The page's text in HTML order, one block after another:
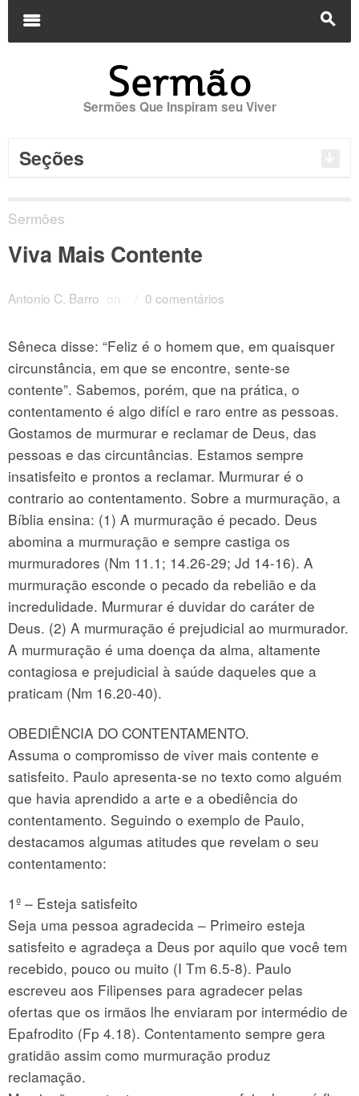
s
m
Sermões Que Inspiram seu Viver
Seções
Sermões
Viva Mais Contente
Antonio C. Barro on 0 comentários
Sêneca disse: “Feliz é o homem que, em quaisquer
circunstância, em que se encontre, sente-se
contente”. Sabemos, porém, que na prática, o
contentamento é algo difícl e raro entre as pessoas.
Gostamos de murmurar e reclamar de Deus, das
pessoas e das circuntâncias. Estamos sempre
insatisfeito e prontos a reclamar. Murmurar é o
contrario ao contentamento. Sobre a murmuração, a
Bíblia ensina: (1) A murmuração é pecado. Deus
abomina a murmuração e sempre castiga os
murmuradores (Nm 11.1; 14.26-29; Jd 14-16). A
murmuração esconde o pecado da rebelião e da
incredulidade. Murmurar é duvidar do caráter de
Deus. (2) A murmuração é prejudicial ao murmurador.
A murmuração é uma doença da alma, altamente
contagiosa e prejudicial à saúde daqueles que a
praticam (Nm 16.20-40).
OBEDIÊNCIA DO CONTENTAMENTO.
Assuma o compromisso de viver mais contente e
satisfeito. Paulo apresenta-se no texto como alguém
que havia aprendido a arte e a obediência do
contentamento. Seguindo o exemplo de Paulo,
destacamos algumas atitudes que revelam o seu
contentamento:
1º – Esteja satisfeito
Seja uma pessoa agradecida – Primeiro esteja
satisfeito e agradeça a Deus por aquilo que você tem
recebido, pouco ou muito (I Tm 6.5-8). Paulo
escreveu aos Filipenses para agradecer pelas
ofertas que os irmãos lhe enviaram por intermédio de
Epafrodito (Fp 4.18). Contentamento sempre gera
gratidão assim como murmuração produz
reclamação.